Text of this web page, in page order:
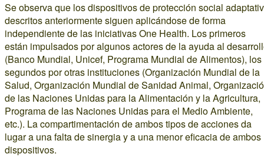
Se observa que los dispositivos de protección social
descritos anteriormente siguen aplicándose de forma
independiente de las iniciativas One Health. Los primeros
están impulsados por algunos actores de la ayuda al
(Banco Mundial, Unicef, Programa Mundial de Alimentos), los
segundos por otras instituciones (Organización Mundial de la
Salud, Organización Mundial de Sanidad Animal,
de las Naciones Unidas para la Alimentación y la Agricultura,
Programa de las Naciones Unidas para el Medio Ambiente,
etc.). La compartimentación de ambos tipos de acciones da
lugar a una falta de sinergia y a una menor eficacia de ambos
dispositivos.